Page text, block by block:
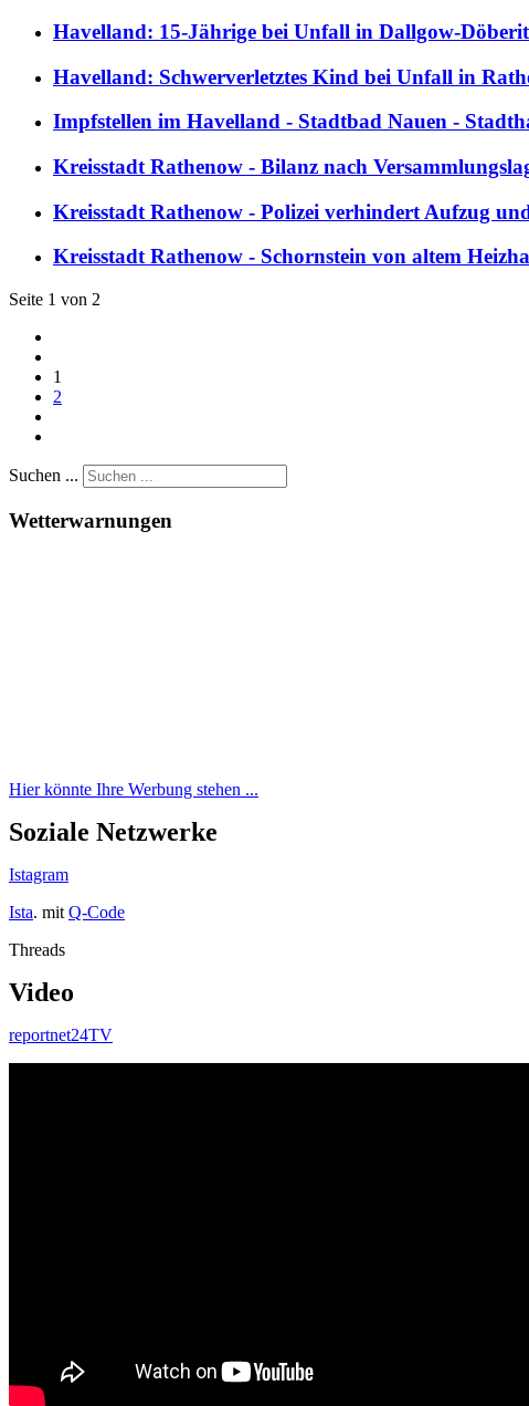
Havelland: 15-Jährige bei Unfall in Dallgow-
Havelland: Schwerverletztes Kind bei Unfall in
Impfstellen im Havelland - Stadtbad Nauen -
Kreisstadt Rathenow - Bilanz nach
Kreisstadt Rathenow - Polizei verhindert Aufzug
Kreisstadt Rathenow - Schornstein von altem
Seite 1 von 2
1
2
Suchen ...
Wetterwarnungen
Hier könnte Ihre Werbung stehen ...
Soziale Netzwerke
Istagram
Ista. mit Q-Code
Threads
Video
reportnet24TV